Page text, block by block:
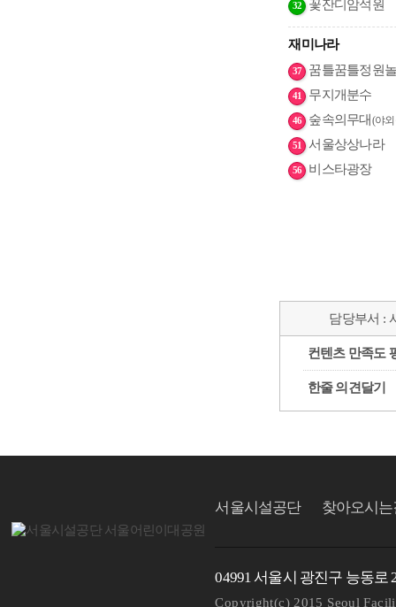
32 꽃잔디암석원
재미나라
37 꿈틀꿈틀정원
41 무지개분수
46 숲속의무대 (야
51 서울상상나라
56 비스타광장
담당부서 :
컨텐츠 만족도
한줄 의견달기
서울시설공단 찾아오시는
04991 서울시 광진구 능동로
Copyright(c) 2015 Seoul